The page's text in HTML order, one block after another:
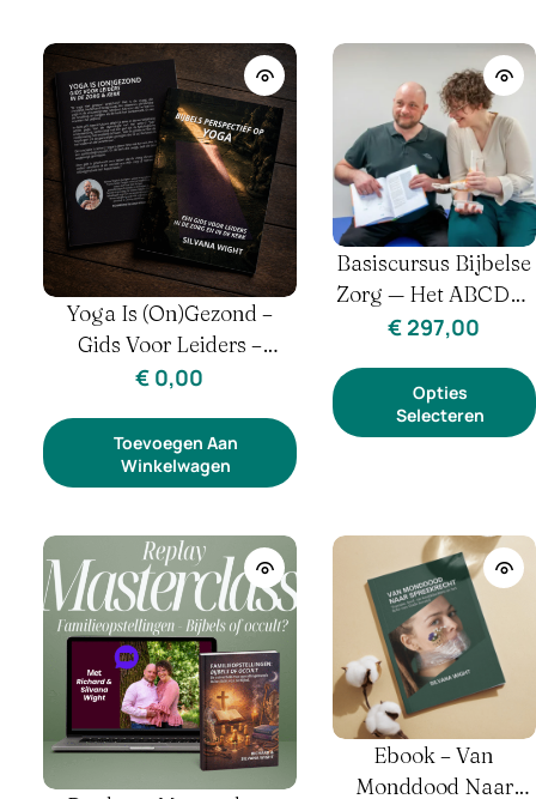
Yoga Is (on)gezond –
Gids Voor Leiders –
Silvana Wight | Yoga &
€ 0,00
Toevoegen Aan
Winkelwagen
Basiscursus Bijbelse
Zorg — Het ABCDE-
Model
€ 297,00
Opties
Selecteren
Ebook – Van
Monddood Naar